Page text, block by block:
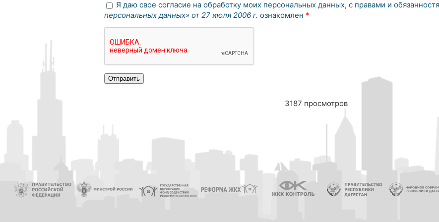
Я даю свое согласие на обработку моих персональных данных, с правами и
персональных данных» от 27 июля 2006 г. ознакомлен *
3187 просмотров